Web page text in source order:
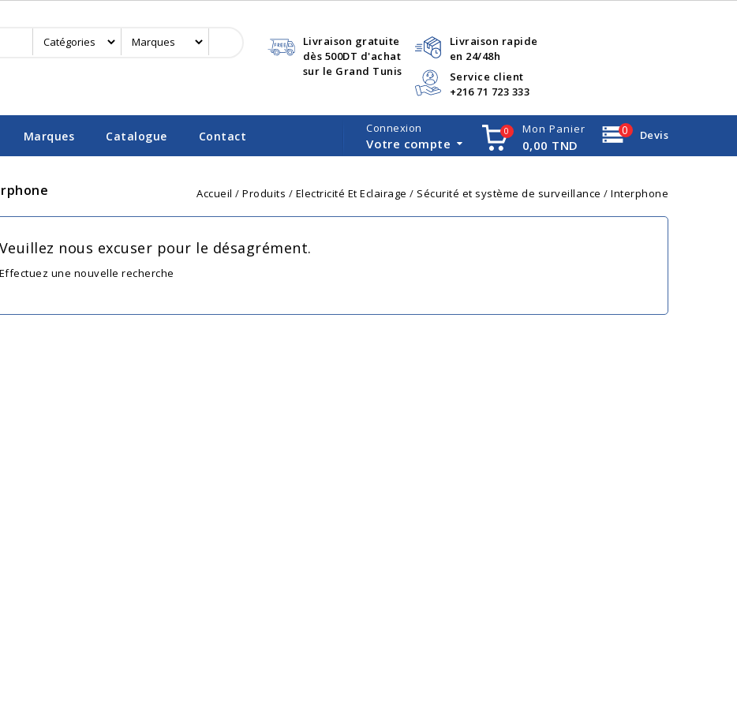
Livraison gratuite
dès 500DT d'achat
sur le Grand Tunis
Livraison rapide
en 24/48h
Service client
+216 71 723 333
Marques Catalogue Contact Devis
0
0 Mon Panier
0,00 TND
Connexion
Votre compte
Accueil Produits Electricité Et Eclairage Sécurité et système de surveillance Interphone
Veuillez nous excuser pour le désagrément.
Effectuez une nouvelle recherche